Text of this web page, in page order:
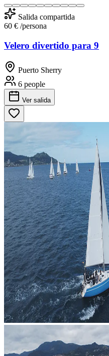
Salida compartida
60 € /persona
Velero divertido para 9
Puerto Sherry
6 people
Ver salida